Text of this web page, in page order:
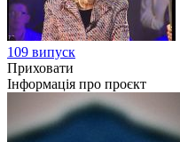
109 випуск
Приховати
Інформація про проєкт